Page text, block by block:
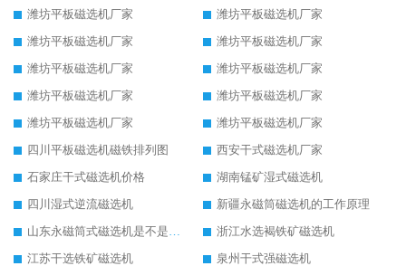
潍坊平板磁选机厂家
潍坊平板磁选机厂家
潍坊平板磁选机厂家
潍坊平板磁选机厂家
潍坊平板磁选机厂家
潍坊平板磁选机厂家
潍坊平板磁选机厂家
潍坊平板磁选机厂家
潍坊平板磁选机厂家
潍坊平板磁选机厂家
四川平板磁选机磁铁排列图
西安干式磁选机厂家
石家庄干式磁选机价格
湖南锰矿湿式磁选机
四川湿式逆流磁选机
新疆永磁筒磁选机的工作原理
山东永磁筒式磁选机是不是强磁
浙江水选褐铁矿磁选机
江苏干选铁矿磁选机
泉州干式强磁选机